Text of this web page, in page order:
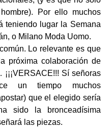
Por ello muchos
teniendo lugar la Semana
o Milano Moda Uomo.
Lo relevante es que
próxima colaboración de
Sí señoras
un tiempo muchos
que el elegido sería
sido la bronceadísima
las piezas.